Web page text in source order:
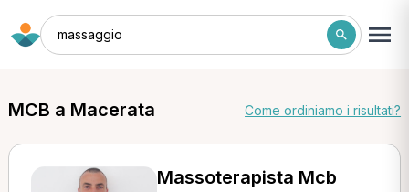
massaggio
MCB a Macerata Come ordiniamo i risultati?
Massoterapista Mcb